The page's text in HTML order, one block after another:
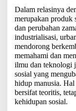
Dalam relasinya
merupakan produk
dan perubahan
industrialisasi,
mendorong
memahami dan
ilmu dan teknologi
sosial yang
hidup manusia.
bersifat teoritis,
kehidupan sosial.